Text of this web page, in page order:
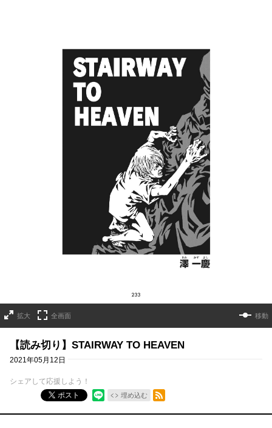
拡大 全画面 移動
【読み切り】STAIRWAY TO HEAVEN
2021年05月12日
シェアして応援しよう！
ポスト
埋め込む
RSSフィード